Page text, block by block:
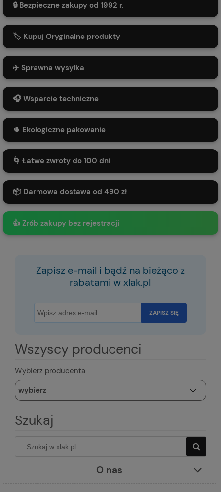
🔒 Bezpieczne zakupy od 1992 r.
🏷️ Kupuj Oryginalne produkty
✈️ Sprawna wysyłka
🎧 Wsparcie techniczne
🌵 Ekologiczne pakowanie
🌀 Łatwe zwroty do 100 dni
📦 Darmowa dostawa od 490 zł
👍 Zrób zakupy bez rejestracji
Zapisz e-mail i bądź na bieżąco z
rabatami w xlak.pl
ZAPISZ SIĘ
Wszyscy producenci
Wybierz producenta
Szukaj
O nas